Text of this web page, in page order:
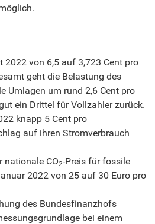
2022 von 6,5 auf 3,723 Cent pro
geht die Belastung des
Umlagen um rund 2,6 Cent pro
ein Drittel für Vollzahler zurück.
knapp 5 Cent pro
auf ihren Stromverbrauch
nationale CO2-Preis für fossile
2022 von 25 auf 30 Euro pro
des Bundesfinanzhofs
bei einem